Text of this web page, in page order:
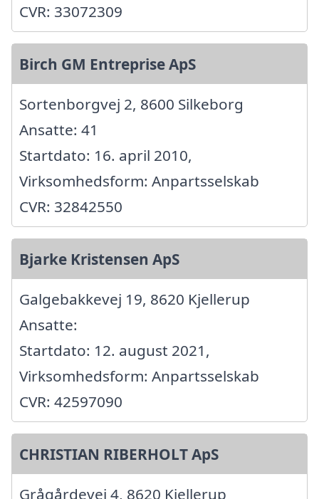
CVR: 33072309
Birch GM Entreprise ApS
Sortenborgvej 2, 8600 Silkeborg
Ansatte: 41
Startdato: 16. april 2010,
Virksomhedsform: Anpartsselskab
CVR: 32842550
Bjarke Kristensen ApS
Galgebakkevej 19, 8620 Kjellerup
Ansatte:
Startdato: 12. august 2021,
Virksomhedsform: Anpartsselskab
CVR: 42597090
CHRISTIAN RIBERHOLT ApS
Grågårdevej 4, 8620 Kjellerup